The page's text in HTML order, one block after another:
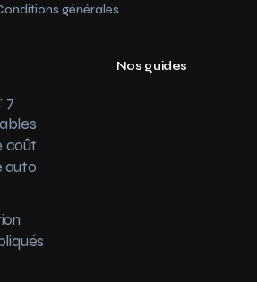
générales
7
coût
auto
Nos guides